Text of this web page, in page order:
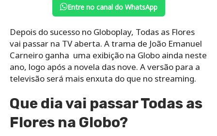
Entre no canal do WhatsApp
Depois do sucesso no Globoplay, Todas as Flores
vai passar na TV aberta. A trama de João Emanuel
Carneiro ganha uma exibição na Globo ainda neste
ano, logo após a novela das nove. A versão para a
televisão será mais enxuta do que no streaming.
Que dia vai passar Todas as
Flores na Globo?